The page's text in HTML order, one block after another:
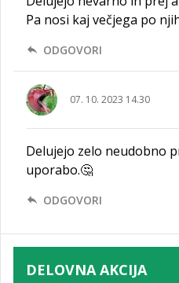
Pa nosi kaj večjega po
ODGOVORI
07. 10. 2023 14.30
Delujejo zelo neudobno
uporabo.🤔
ODGOVORI
DELOVNA AKCIJA